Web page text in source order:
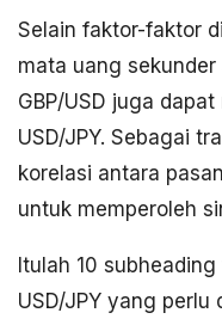
Selain faktor-faktor
mata uang sekunder
GBP/USD juga
USD/JPY. Sebagai
korelasi antara
untuk memperoleh
Itulah 10
USD/JPY yang perlu